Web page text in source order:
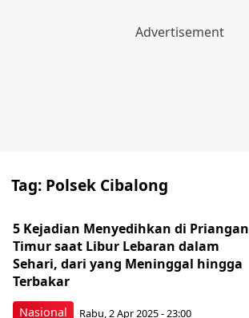
Tag: Polsek Cibalong
Nasional
5 Kejadian Menyedihkan di Priangan
Timur saat Libur Lebaran dalam
Sehari, dari yang Meninggal hingga
Terbakar
Rabu, 2 Apr 2025 - 23:00